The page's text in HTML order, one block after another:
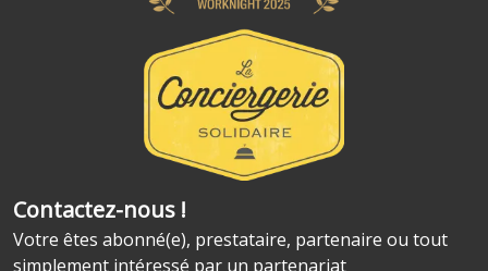
Contactez-nous !
Votre êtes abonné(e), prestataire, partenaire ou tout
simplement intéressé par un partenariat